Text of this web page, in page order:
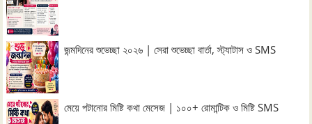
জন্মদিনের শুভেচ্ছা ২০২৬ | সেরা শুভেচ্ছা বার্তা, স্ট্যাটাস ও SMS
মেয়ে পটানোর মিষ্টি কথা মেসেজ | ১০০+ রোমান্টিক ও মিষ্টি SMS